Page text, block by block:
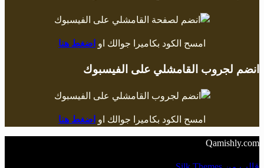
امسح الكود بكاميرا جوالك او اضغط هنا
انضم لجروب القامشلي على الفيسبوك
امسح الكود بكاميرا جوالك او اضغط هنا
Qamishly.com